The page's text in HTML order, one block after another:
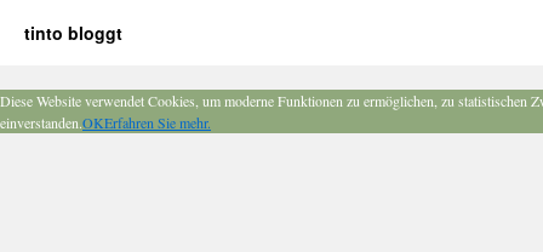
tinto bloggt
Diese Website verwendet Cookies, um moderne Funktionen zu ermöglichen, zu
einverstanden.OKErfahren Sie mehr.